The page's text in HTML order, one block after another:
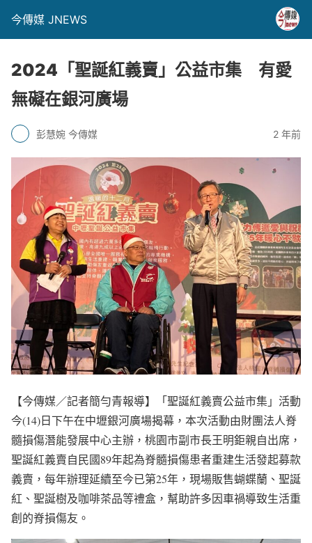
今傳媒 JNEWS
2024「聖誕紅義賣」公益市集 有愛
無礙在銀河廣場
彭慧婉 今傳媒 2 年前
【今傳媒／記者簡勻青報導】「聖誕紅義賣公益市集」活動
今(14)日下午在中壢銀河廣場揭幕，本次活動由財團法人脊
髓損傷潛能發展中心主辦，桃園市副市長王明鉅親自出席，
聖誕紅義賣自民國89年起為脊髓損傷患者重建生活發起募款
義賣，每年辦理延續至今已第25年，現場販售蝴蝶蘭、聖誕
紅、聖誕樹及咖啡茶品等禮盒，幫助許多因車禍導致生活重
創的脊損傷友。